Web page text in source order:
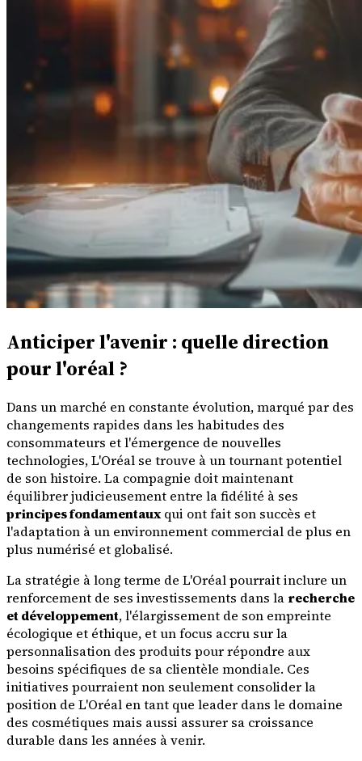
Anticiper l'avenir : quelle direction
pour l'oréal ?
Dans un marché en constante évolution, marqué par des
changements rapides dans les habitudes des
consommateurs et l'émergence de nouvelles
technologies, L'Oréal se trouve à un tournant potentiel
de son histoire. La compagnie doit maintenant
équilibrer judicieusement entre la fidélité à ses
principes fondamentauxqui ont fait son succès et
l'adaptation à un environnement commercial de plus en
plus numérisé et globalisé.
La stratégie à long terme de L'Oréal pourrait inclure un
renforcement de ses investissements dans la recherche
et développement, l'élargissement de son empreinte
écologique et éthique, et un focus accru sur la
personnalisation des produits pour répondre aux
besoins spécifiques de sa clientèle mondiale. Ces
initiatives pourraient non seulement consolider la
position de L'Oréal en tant que leader dans le domaine
des cosmétiques mais aussi assurer sa croissance
durable dans les années à venir.